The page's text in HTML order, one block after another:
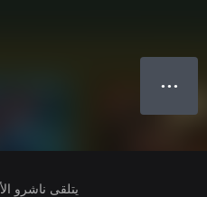
● ● ●